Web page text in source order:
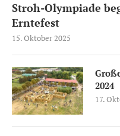
Stroh-Olympiade
Erntefest
15. Oktober 2025
2024
17.